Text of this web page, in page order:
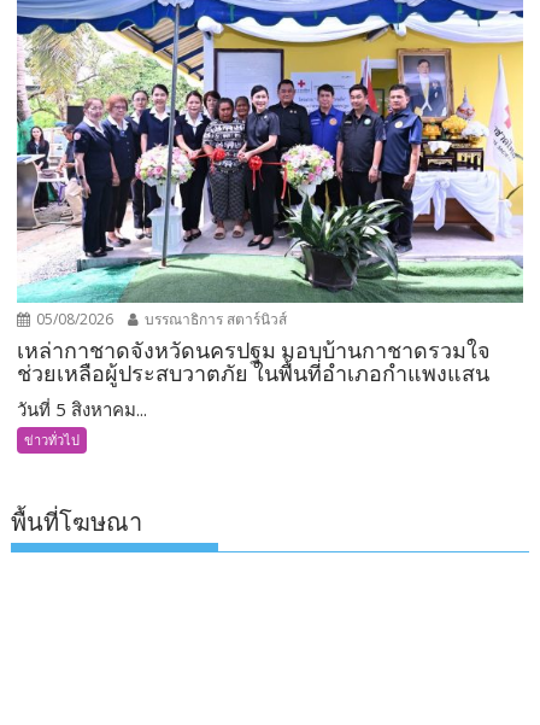
05/08/2026 บรรณาธิการ สตาร์นิวส์
เหล่ากาชาดจังหวัดนครปฐม มอบบ้านกาชาดรวมใจ
ช่วยเหลือผู้ประสบวาตภัย ในพื้นที่อำเภอกำแพงแสน
วันที่ 5 สิงหาคม...
ข่าวทั่วไป
พื้นที่โฆษณา